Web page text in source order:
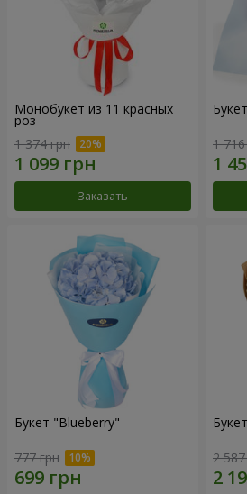
Монобукет из 11 красных
роз
1 374 грн
Заказать
1
Букет "Blueberry"
777 грн 2